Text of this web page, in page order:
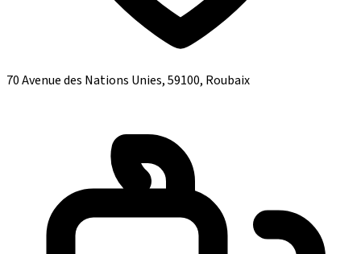
70 Avenue des Nations Unies, 59100, Roubaix